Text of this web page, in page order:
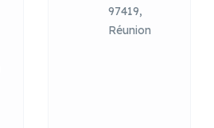
97419,
Réunion